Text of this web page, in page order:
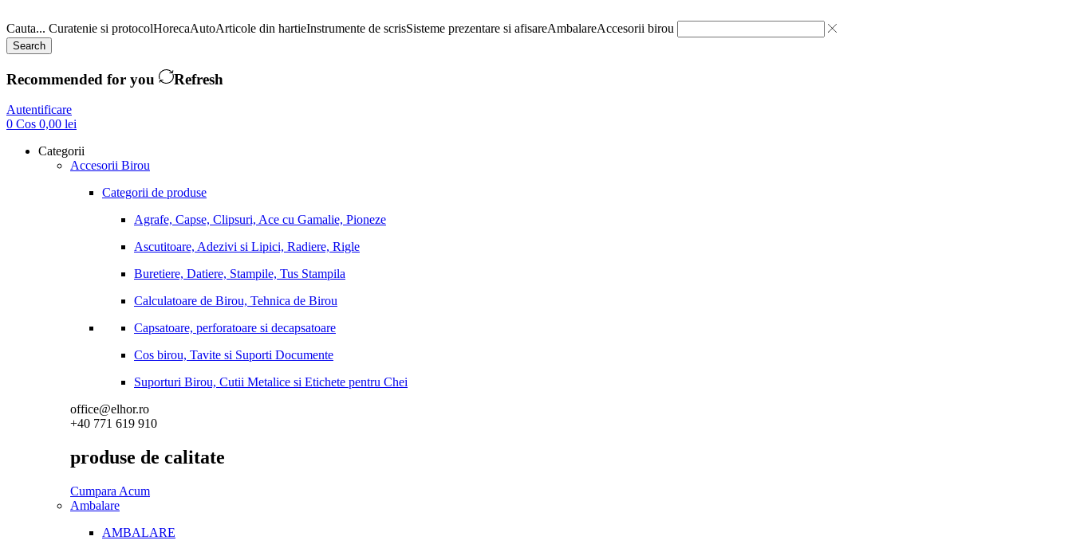
Cauta... Curatenie si protocolHorecaAutoArticole din hartieInstrumente de scrisSisteme prezentare si afisareAmbalareAccesorii birou
Search
Recommended for you Refresh
Autentificare
0 Cos 0,00 lei
Categorii
Accesorii Birou
Categorii de produse
Agrafe, Capse, Clipsuri, Ace cu Gamalie, Pioneze
Ascutitoare, Adezivi si Lipici, Radiere, Rigle
Buretiere, Datiere, Stampile, Tus Stampila
Calculatoare de Birou, Tehnica de Birou
Capsatoare, perforatoare si decapsatoare
Cos birou, Tavite si Suporti Documente
Suporturi Birou, Cutii Metalice si Etichete pentru Chei
office@elhor.ro
+40 771 619 910
produse de calitate
Cumpara Acum
Ambalare
AMBALARE